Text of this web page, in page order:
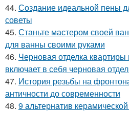
44. Создание идеальной пены
советы
45. Станьте мастером своей
для ванны своими руками
46. Черновая отделка
включает в себя черновая
47. История резьбы на
античности до современности
48. 9 альтернатив